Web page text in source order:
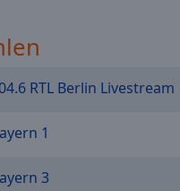
RTL Berlin Livestream
1
3